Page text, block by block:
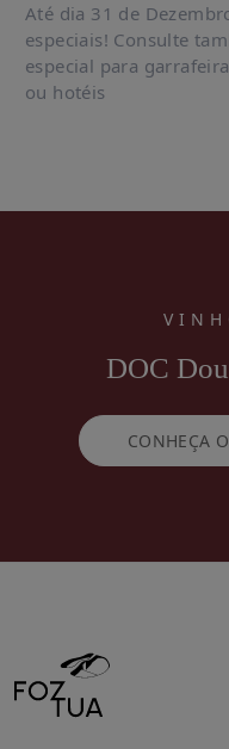
Até dia 31 de
especiais! Consulte
especial para
ou hotéis
DOC
CONHEÇA